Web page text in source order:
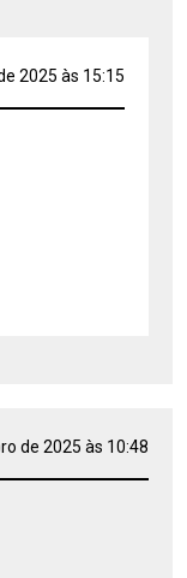
2025 às 15:15
de 2025 às 10:48